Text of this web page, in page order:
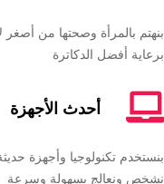
بنهتم بالمرأة وصحتها من أصغر
برعاية أفضل الدكاترة
أحدث الأجهزة
بنستخدم تكنولوجيا وأجهزة
نشخص ونعالج بسهولة وسرعة